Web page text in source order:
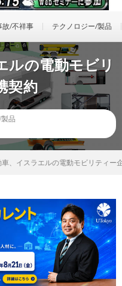
故/不祥事 テクノロジー/製品
ルの電動モビリ
契約
品
車、イスラエルの電動モビリティー